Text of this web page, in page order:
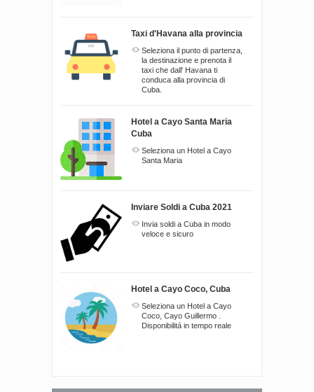
Taxi d'Havana alla provincia
Seleziona il punto di partenza,
la destinazione e prenota il
taxi che dall' Havana ti
conduca alla provincia di
Cuba.
Hotel a Cayo Santa Maria
Cuba
Seleziona un Hotel a Cayo
Santa Maria
Inviare Soldi a Cuba 2021
Invia soldi a Cuba in modo
veloce e sicuro
Hotel a Cayo Coco, Cuba
Seleziona un Hotel a Cayo
Coco, Cayo Guillermo .
Disponibilitá in tempo reale